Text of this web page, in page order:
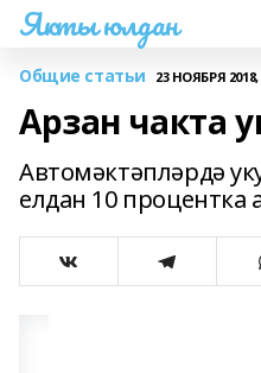
Якты юлдан
Общие статьи 23 НОЯБРЯ 2018,
Арзан чакта
Автомәктәпләрдә
елдан 10 процентка